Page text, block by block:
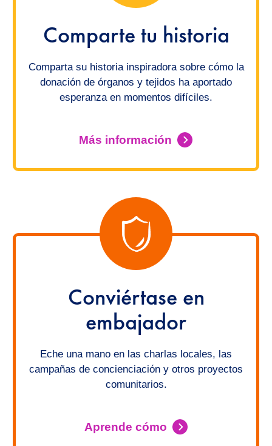
Comparte tu historia
Comparta su historia inspiradora sobre cómo la
donación de órganos y tejidos ha aportado
esperanza en momentos difíciles.
Más información
Conviértase en
embajador
Eche una mano en las charlas locales, las
campañas de concienciación y otros proyectos
comunitarios.
Aprende cómo